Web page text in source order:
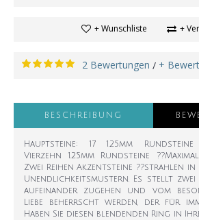
+ Wunschliste +
2 Bewertungen / +
BESCHREIBUNG
Hauptsteine: 17 1.25mm Rundsteine
Vierzehn 1.25mm Rundsteine
Zwei Reihen Akzentsteine ??strahlen
Unendlichkeitsmustern. Es stellt zwei
aufeinander zugehen und vom
Liebe beherrscht werden, der für
Haben Sie diesen blendenden Ring in